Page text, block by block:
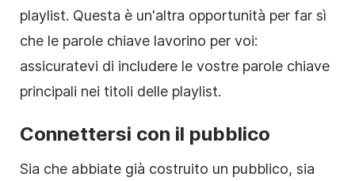
playlist. Questa è un'altra opportunità per far sì
che le parole chiave lavorino per voi:
assicuratevi di includere le vostre parole chiave
principali nei titoli delle playlist.
Connettersi con il pubblico
Sia che abbiate già costruito un pubblico, sia